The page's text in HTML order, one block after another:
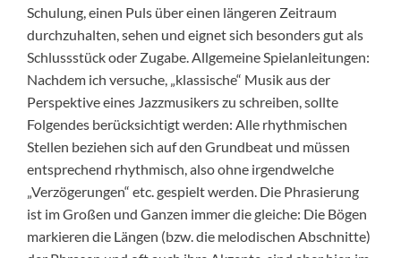
Schulung, einen Puls über einen längeren Zeitraum
durchzuhalten, sehen und eignet sich besonders gut als
Schlussstück oder Zugabe. Allgemeine Spielanleitungen:
Nachdem ich versuche, „klassische“ Musik aus der
Perspektive eines Jazzmusikers zu schreiben, sollte
Folgendes berücksichtigt werden: Alle rhythmischen
Stellen beziehen sich auf den Grundbeat und müssen
entsprechend rhythmisch, also ohne irgendwelche
„Verzögerungen“ etc. gespielt werden. Die Phrasierung
ist im Großen und Ganzen immer die gleiche: Die Bögen
markieren die Längen (bzw. die melodischen Abschnitte)